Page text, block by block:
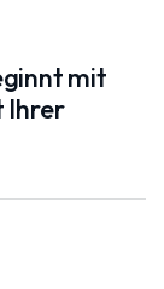
mit
Ihrer